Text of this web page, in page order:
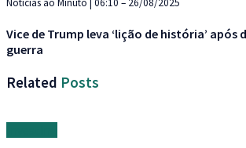
Vice de Trump leva ‘lição de história’ após
guerra
Related Posts